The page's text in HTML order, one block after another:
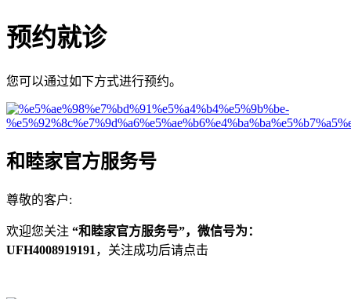
预约就诊
您可以通过如下方式进行预约。
和睦家官方服务号
尊敬的客户:
欢迎您关注 “和睦家官方服务号”，微信号为：
UFH4008919191 ，关注成功后请点击